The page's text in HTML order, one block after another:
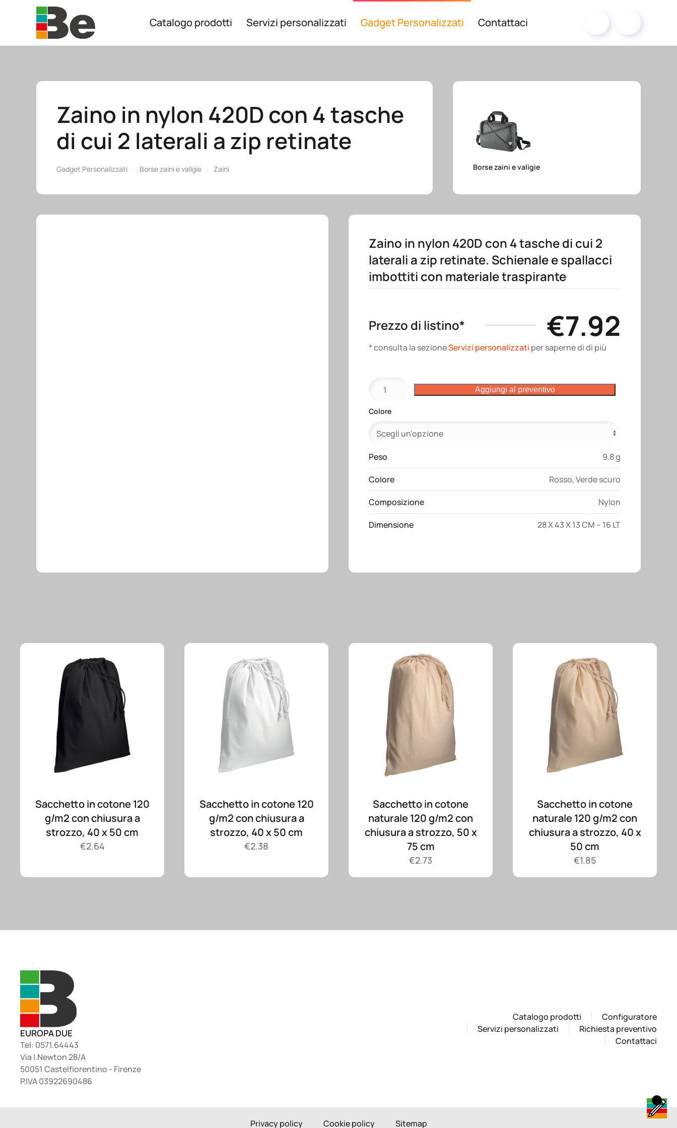
Skip to main content Catalogo prodotti Servizi personalizzati Gadget Personalizzati Contattaci
Zaino in nylon 420D con 4 tasche
di cui 2 laterali a zip retinate
Gadget Personalizzati Borse zaini e valigie Zaini Borse zaini e valigie
Zaino in nylon 420D con 4 tasche di cui 2
laterali a zip retinate. Schienale e spallacci
imbottiti con materiale traspirante
Prezzo di listino* €7.92
* consulta la sezioneServizi personalizzati per saperne di di più
nylon
con
tasche
di
cui
2
laterali
a
zip
Aggiungi al preventivo
Colore
Peso 9.8 g
Colore Rosso,Verde scuro
Composizione Nylon
Dimensione 28 X 43 X 13 CM – 16 LT
Sacchetto in cotone 120
g/m2 con chiusura a
strozzo, 40 x 50 cm
€2.64
Sacchetto in cotone 120
g/m2 con chiusura a
strozzo, 40 x 50 cm
€2.38
Sacchetto in cotone
naturale 120 g/m2 con
chiusura a strozzo, 50 x
75 cm
€2.73
Sacchetto in cotone
naturale 120 g/m2 con
chiusura a strozzo, 40 x
50 cm
€1.85
EUROPA DUE
Tel: 0571.64443
Via I.Newton 28/A
50051 Castelfiorentino - Firenze
P.IVA 03922690486
Catalogo prodotti
Configuratore
Servizi personalizzati
Richiesta preventivo
Contattaci
Privacy policy Cookie policy Sitemap